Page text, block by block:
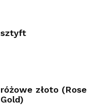
sztyft
różowe złoto (Rose
Gold)